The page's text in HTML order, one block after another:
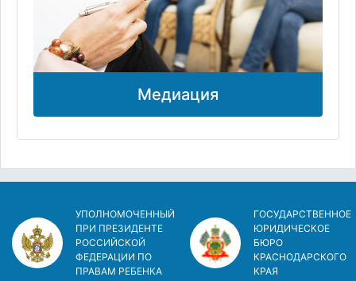
Медиация
УПОЛНОМОЧЕННЫЙ
ПРИ ПРЕЗИДЕНТЕ
РОССИЙСКОЙ
ФЕДЕРАЦИИ ПО
ПРАВАМ РЕБЕНКА
ГОСУДАРСТВЕННОЕ
ЮРИДИЧЕСКОЕ
БЮРО
КРАСНОДАРСКОГО
КРАЯ